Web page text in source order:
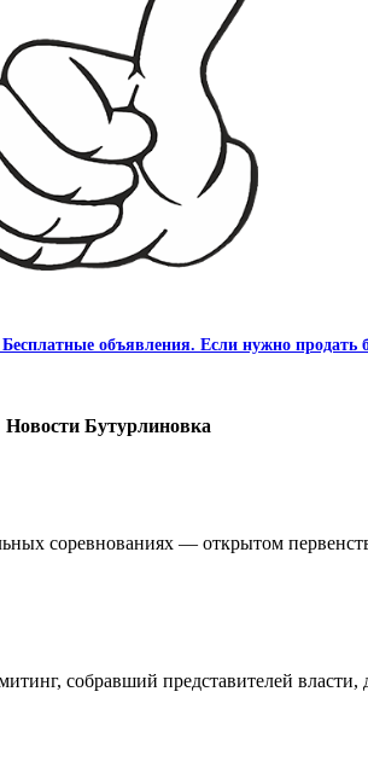
объявления. Если нужно продать
Новости Бутурлиновка
соревнованиях — открытом
собравший представителей